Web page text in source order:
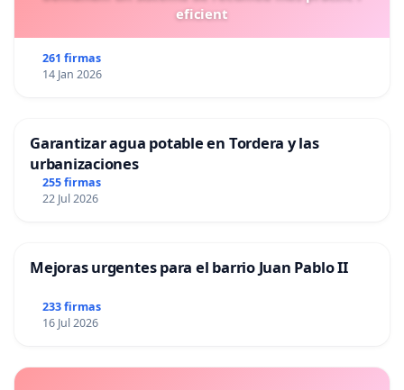
eficient
261 firmas
14 Jan 2026
Garantizar agua potable en Tordera y las
urbanizaciones
255 firmas
22 Jul 2026
Mejoras urgentes para el barrio Juan Pablo II
233 firmas
16 Jul 2026